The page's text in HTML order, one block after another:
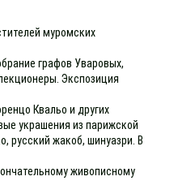
муромских
графов Уваровых,
Экспозиция
Квальо и других
украшения из парижской
русский жакоб, шинуазри. В
живописному